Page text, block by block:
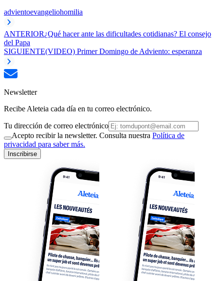
advientoevangeliohomilia
ANTERIOR¿Qué hacer ante las dificultades cotidianas? El consejo
del Papa
SIGUIENTE(VIDEO) Primer Domingo de Adviento: esperanza
Newsletter
Recibe Aleteia cada día en tu correo electrónico.
Tu dirección de correo electrónico
Acepto recibir la newsletter. Consulta nuestra Política de
privacidad para saber más.
Inscribirse